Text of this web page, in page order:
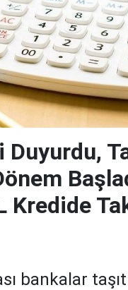
Duyurdu,
Kredide
bankalar taşıt